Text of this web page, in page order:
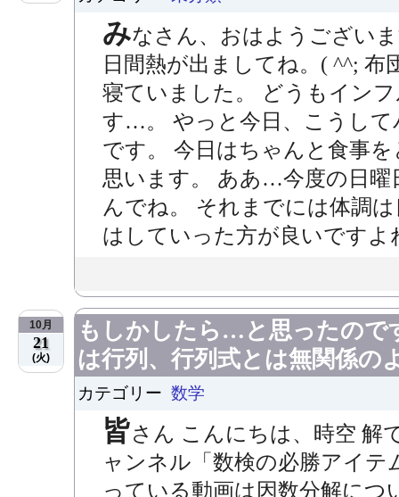
みなさん、おはようござい
日間熱が出ましてね。( ^^;
寝ていました。 どうもイン
す…。 やっと今日、こうし
です。 今日はちゃんと食事
思います。 ああ…今度の日曜
んでね。 それまでには体調
はしていった方が良いですよ
10月
21
(火)
もしかしたら…と思ったので
は行列、行列式とは無関係の
カテゴリー 数学
皆さん こんにちは、時空 解
ャンネル「数検の必勝アイ
っている動画は因数分解に